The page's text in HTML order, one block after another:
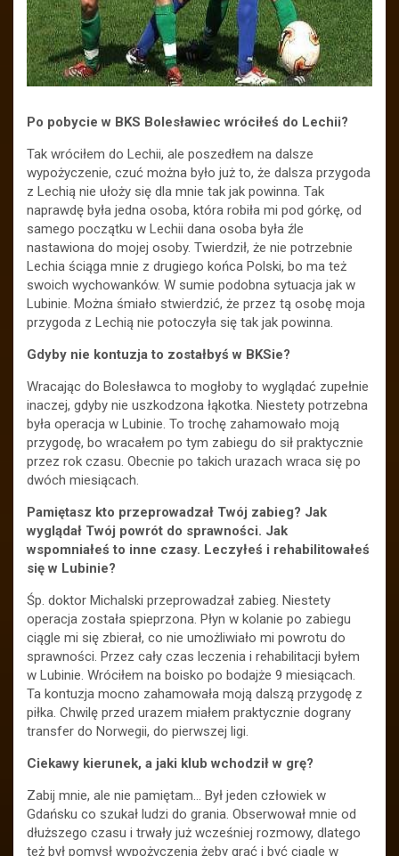
Po pobycie w BKS Bolesławiec wróciłeś do Lechii?
Tak wróciłem do Lechii, ale poszedłem na dalsze
wypożyczenie, czuć można było już to, że dalsza przygoda
z Lechią nie ułoży się dla mnie tak jak powinna. Tak
naprawdę była jedna osoba, która robiła mi pod górkę, od
samego początku w Lechii dana osoba była źle
nastawiona do mojej osoby. Twierdził, że nie potrzebnie
Lechia ściąga mnie z drugiego końca Polski, bo ma też
swoich wychowanków. W sumie podobna sytuacja jak w
Lubinie. Można śmiało stwierdzić, że przez tą osobę moja
przygoda z Lechią nie potoczyła się tak jak powinna.
Gdyby nie kontuzja to zostałbyś w BKSie?
Wracając do Bolesławca to mogłoby to wyglądać zupełnie
inaczej, gdyby nie uszkodzona łąkotka. Niestety potrzebna
była operacja w Lubinie. To trochę zahamowało moją
przygodę, bo wracałem po tym zabiegu do sił praktycznie
przez rok czasu. Obecnie po takich urazach wraca się po
dwóch miesiącach.
Pamiętasz kto przeprowadzał Twój zabieg? Jak
wyglądał Twój powrót do sprawności. Jak
wspomniałeś to inne czasy. Leczyłeś i rehabilitowałeś
się w Lubinie?
Śp. doktor Michalski przeprowadzał zabieg. Niestety
operacja została spieprzona. Płyn w kolanie po zabiegu
ciągle mi się zbierał, co nie umożliwiało mi powrotu do
sprawności. Przez cały czas leczenia i rehabilitacji byłem
w Lubinie. Wróciłem na boisko po bodajże 9 miesiącach.
Ta kontuzja mocno zahamowała moją dalszą przygodę z
piłka. Chwilę przed urazem miałem praktycznie dograny
transfer do Norwegii, do pierwszej ligi.
Ciekawy kierunek, a jaki klub wchodził w grę?
Zabij mnie, ale nie pamiętam… Był jeden człowiek w
Gdańsku co szukał ludzi do grania. Obserwował mnie od
dłuższego czasu i trwały już wcześniej rozmowy, dlatego
też był pomysł wypożyczenia żeby grać i być ciągle w